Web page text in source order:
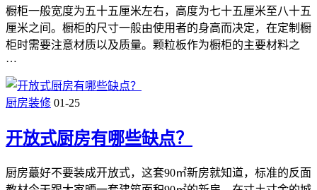
橱柜一般宽度为五十五厘米左右，高度为七十五厘米至八十五
厘米之间。橱柜的尺寸一般由使用者的身高而决定，在定制橱
柜时需要注意材质以及质量。颗粒板作为橱柜的主要材料之
…
厨房装修 01-25
开放式厨房有哪些缺点？
厨房蕞好不要装成开放式，这套90㎡新房就知道，标准的反面